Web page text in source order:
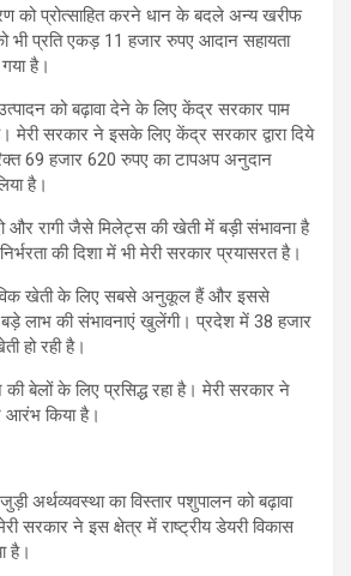
प्रोत्साहित करने धान के बदले अन्य खरीफ
प्रति एकड़ 11 हजार रुपए आदान सहायता
है।
को बढ़ावा देने के लिए केंद्र सरकार पाम
मेरी सरकार ने इसके लिए केंद्र सरकार द्वारा दिये
69 हजार 620 रुपए का टापअप अनुदान
है।
रागी जैसे मिलेट्स की खेती में बड़ी संभावना है
की दिशा में भी मेरी सरकार प्रयासरत है।
खेती के लिए सबसे अनुकूल हैं और इससे
बड़े लाभ की संभावनाएं खुलेंगी। प्रदेश में 38 हजार
हो रही है।
बेलों के लिए प्रसिद्ध रहा है। मेरी सरकार ने
आरंभ किया है।
अर्थव्यवस्था का विस्तार पशुपालन को बढ़ावा
सरकार ने इस क्षेत्र में राष्ट्रीय डेयरी विकास
है।